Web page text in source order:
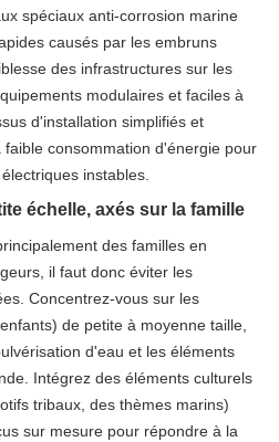
spéciaux anti-corrosion marine
causés par les embruns
des infrastructures sur les
modulaires et faciles à
d'installation simplifiés et
consommation d'énergie pour
instables.​
échelle, axés sur la famille​
des familles en
il faut donc éviter les
Concentrez-vous sur les
de petite à moyenne taille,
d'eau et les éléments
Intégrez des éléments culturels
tribaux, des thèmes marins)
sur mesure pour répondre à la